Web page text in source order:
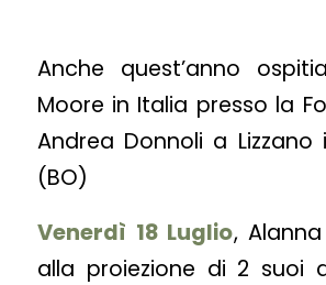
Anche quest’anno
Moore in Italia presso la
Andrea Donnoli a Lizzano
(BO)
Venerdì 18 Luglio,
alla proiezione di 2 suoi